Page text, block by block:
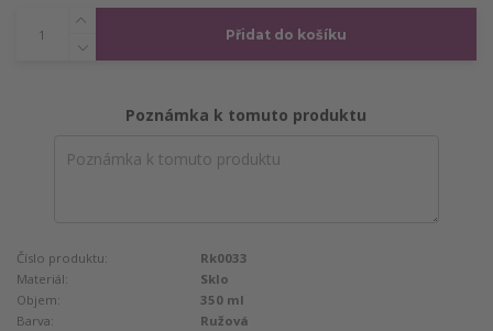
Přidat do košíku
Poznámka k tomuto produktu
Číslo produktu:
Rk0033
Materiál:
Sklo
Objem:
350 ml
Barva:
Ružová